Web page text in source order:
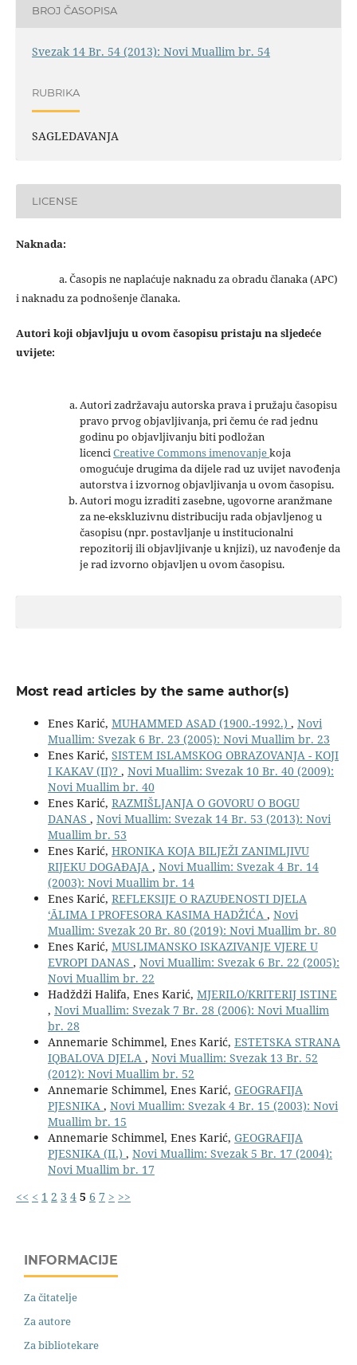
BROJ ČASOPISA
Svezak 14 Br. 54 (2013): Novi Muallim br. 54
RUBRIKA
SAGLEDAVANJA
LICENSE
Naknada:
a. Časopis ne naplaćuje naknadu za obradu članaka (APC)
i naknadu za podnošenje članaka.
Autori koji objavljuju u ovom časopisu pristaju na sljedeće
uvijete:
Autori zadržavaju autorska prava i pružaju časopisu
pravo prvog objavljivanja, pri čemu će rad jednu
godinu po objavljivanju biti podložan
licenciCreative Commons imenovanjekoja
omogućuje drugima da dijele rad uz uvijet navođenja
autorstva i izvornog objavljivanja u ovom časopisu.
Autori mogu izraditi zasebne, ugovorne aranžmane
za ne-ekskluzivnu distribuciju rada objavljenog u
časopisu (npr. postavljanje u institucionalni
repozitorij ili objavljivanje u knjizi), uz navođenje da
je rad izvorno objavljen u ovom časopisu.
Most read articles by the same author(s)
Enes Karić, MUHAMMED ASAD (1900.-1992.) , Novi
Muallim: Svezak 6 Br. 23 (2005): Novi Muallim br. 23
Enes Karić, SISTEM ISLAMSKOG OBRAZOVANJA - KOJI
I KAKAV (II)? , Novi Muallim: Svezak 10 Br. 40 (2009):
Novi Muallim br. 40
Enes Karić, RAZMIŠLJANJA O GOVORU O BOGU
DANAS , Novi Muallim: Svezak 14 Br. 53 (2013): Novi
Muallim br. 53
Enes Karić, HRONIKA KOJA BILJEŽI ZANIMLJIVU
RIJEKU DOGAĐAJA , Novi Muallim: Svezak 4 Br. 14
(2003): Novi Muallim br. 14
Enes Karić, REFLEKSIJE O RAZUĐENOSTI DJELA
‘ĀLIMA I PROFESORA KASIMA HADŽIĆA , Novi
Muallim: Svezak 20 Br. 80 (2019): Novi Muallim br. 80
Enes Karić, MUSLIMANSKO ISKAZIVANJE VJERE U
EVROPI DANAS , Novi Muallim: Svezak 6 Br. 22 (2005):
Novi Muallim br. 22
Hadždži Halifa, Enes Karić, MJERILO/KRITERIJ ISTINE
, Novi Muallim: Svezak 7 Br. 28 (2006): Novi Muallim
br. 28
Annemarie Schimmel, Enes Karić, ESTETSKA STRANA
IQBALOVA DJELA , Novi Muallim: Svezak 13 Br. 52
(2012): Novi Muallim br. 52
Annemarie Schimmel, Enes Karić, GEOGRAFIJA
PJESNIKA , Novi Muallim: Svezak 4 Br. 15 (2003): Novi
Muallim br. 15
Annemarie Schimmel, Enes Karić, GEOGRAFIJA
PJESNIKA (II.) , Novi Muallim: Svezak 5 Br. 17 (2004):
Novi Muallim br. 17
<< < 1 2 3 4 5 6 7 > >>
INFORMACIJE
Za čitatelje
Za autore
Za bibliotekare